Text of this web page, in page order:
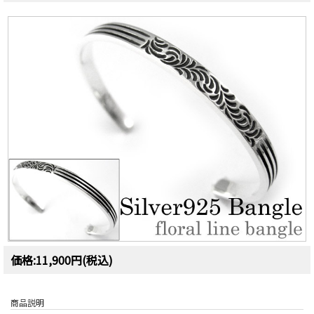
価格:11,900円(税込)
商品説明